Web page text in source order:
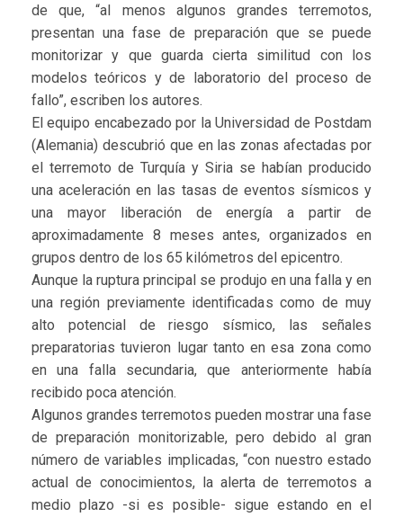
de que, “al menos algunos grandes terremotos,
presentan una fase de preparación que se puede
monitorizar y que guarda cierta similitud con los
modelos teóricos y de laboratorio del proceso de
fallo”, escriben los autores.
El equipo encabezado por la Universidad de Postdam
(Alemania) descubrió que en las zonas afectadas por
el terremoto de Turquía y Siria se habían producido
una aceleración en las tasas de eventos sísmicos y
una mayor liberación de energía a partir de
aproximadamente 8 meses antes, organizados en
grupos dentro de los 65 kilómetros del epicentro.
Aunque la ruptura principal se produjo en una falla y en
una región previamente identificadas como de muy
alto potencial de riesgo sísmico, las señales
preparatorias tuvieron lugar tanto en esa zona como
en una falla secundaria, que anteriormente había
recibido poca atención.
Algunos grandes terremotos pueden mostrar una fase
de preparación monitorizable, pero debido al gran
número de variables implicadas, “con nuestro estado
actual de conocimientos, la alerta de terremotos a
medio plazo -si es posible- sigue estando en el